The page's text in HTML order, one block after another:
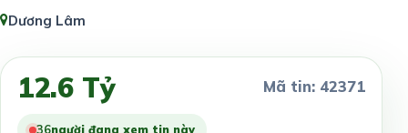
Dương Lâm
12.6 Tỷ Mã tin: 42371
34người đang xem tin này